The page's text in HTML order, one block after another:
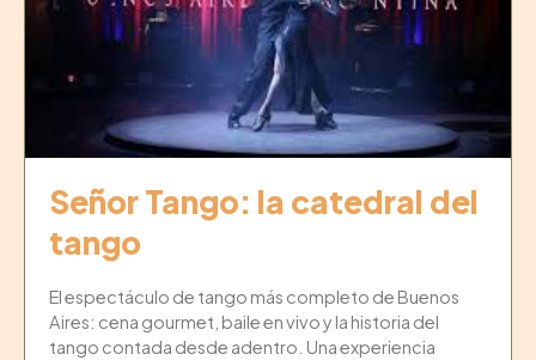
Señor Tango: la catedral del
tango
El espectáculo de tango más completo de Buenos
Aires: cena gourmet, baile en vivo y la historia del
tango contada desde adentro. Una experiencia